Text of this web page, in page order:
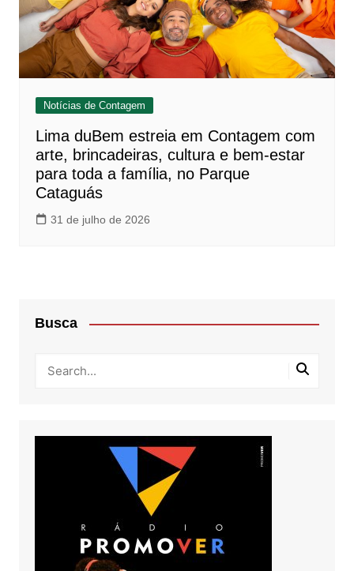
Notícias de Contagem
Lima duBem estreia em Contagem com
arte, brincadeiras, cultura e bem-estar
para toda a família, no Parque
Cataguás
31 de julho de 2026
Busca